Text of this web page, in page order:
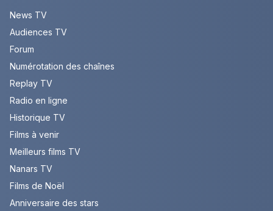
News TV
Audiences TV
Forum
Numérotation des chaînes
Replay TV
Radio en ligne
Historique TV
Films à venir
Meilleurs films TV
Nanars TV
Films de Noël
Anniversaire des stars